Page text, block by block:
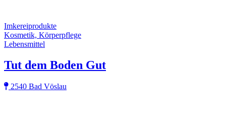
Imkereiprodukte
Kosmetik, Körperpflege
Lebensmittel
Tut dem Boden Gut
2540 Bad Vöslau